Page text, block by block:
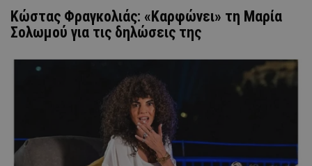
Κώστας Φραγκολιάς: «Καρφώνει» τη Μαρία
Σολωμού για τις δηλώσεις της